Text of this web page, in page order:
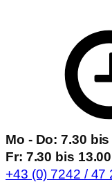
Mo - Do: 7.30
Fr: 7.30 bis
+43 (0) 7242 / 47